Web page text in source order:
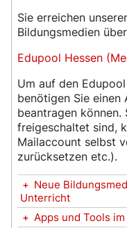
Sie erreichen
Bildungsmedien
Edupool Hessen
Um auf den
benötigen Sie einen
beantragen können.
freigeschaltet sind,
Mailaccount selbst
zurücksetzen etc.).
+ Neue
Unterricht
+ Apps und Tools